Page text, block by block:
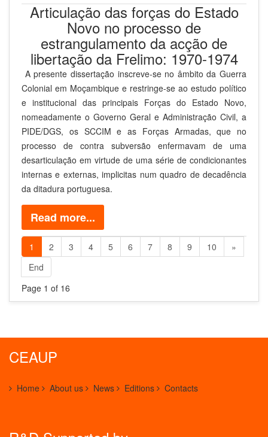
Articulação das forças do Estado
Novo no processo de
estrangulamento da acção de
libertação da Frelimo: 1970-1974
A presente dissertação inscreve-se no âmbito da Guerra
Colonial em Moçambique e restringe-se ao estudo político
e institucional das principais Forças do Estado Novo,
nomeadamente o Governo Geral e Administração Civil, a
PIDE/DGS, os SCCIM e as Forças Armadas, que no
processo de contra subversão enfermavam de uma
desarticulação em virtude de uma série de condicionantes
internas e externas, implicitas num quadro de decadência
da ditadura portuguesa.
Read more...
1 2 3 4 5 6 7 8 9 10
»
End
Page 1 of 16
CEAUP
Home About us News Editions Contacts